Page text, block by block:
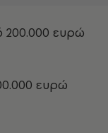
200.000 ευρώ
ευρώ